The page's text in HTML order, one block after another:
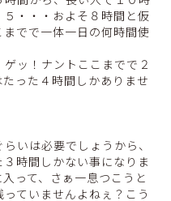
・・・およそ８時間と仮
でで一体一日の何時間使
ゲッ！ナントここまでで２
った４時間しかありませ
いは必要でしょうから、
時間しかない事になりま
って、さぁ一息つこうと
ていませんよねぇ？こう